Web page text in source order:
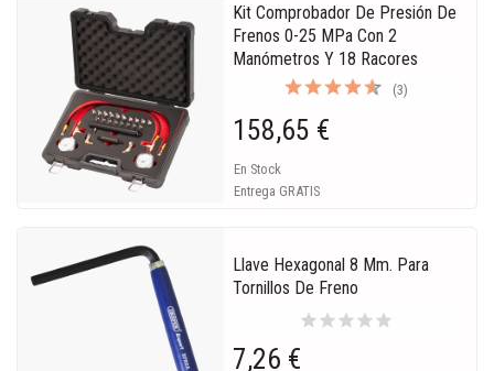
Kit Comprobador De Presión De
Frenos 0-25 MPa Con 2
Manómetros Y 18 Racores
(3)
158,65 €
En Stock
Entrega GRATIS
Llave Hexagonal 8 Mm. Para
Tornillos De Freno
starstarstarstarstar
7,26 €